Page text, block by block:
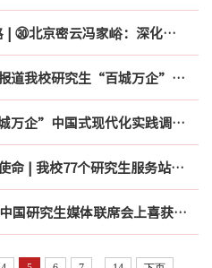
财经人·济世路 | ㉚北京密云冯家峪：深化校地企协同合作，助力乡村振兴
《光明日报》报道我校研究生“百城万企”中国式现代化实践调研西部地区专场座谈会
关于开展“百城万企”中国式现代化实践调研项目的通知
践行财经报国使命 | 我校77个研究生服务站共绘乡村锦绣图
我校在2024年中国研究生媒体联席会上喜获佳绩